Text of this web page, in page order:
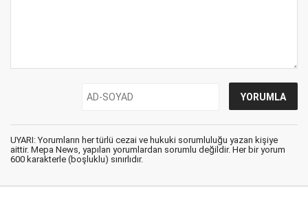
UYARI: Yorumların her türlü cezai ve hukuki sorumluluğu yazan kişiye
aittir. Mepa News, yapılan yorumlardan sorumlu değildir. Her bir yorum
600 karakterle (boşluklu) sınırlıdır.